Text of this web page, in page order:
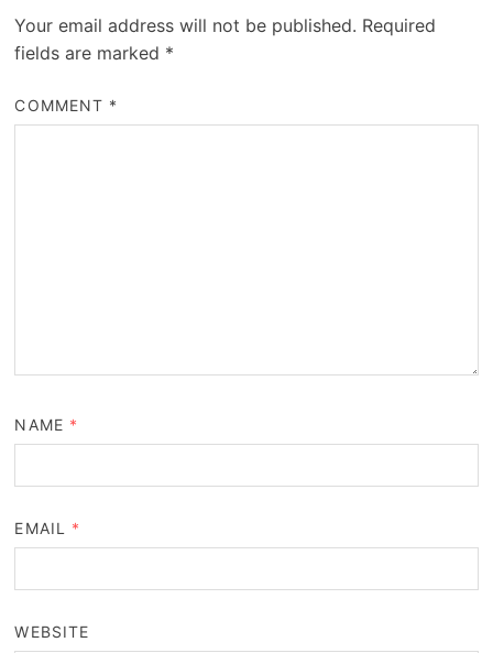
Your email address will not be published. Required
fields are marked *
COMMENT *
NAME *
EMAIL *
WEBSITE